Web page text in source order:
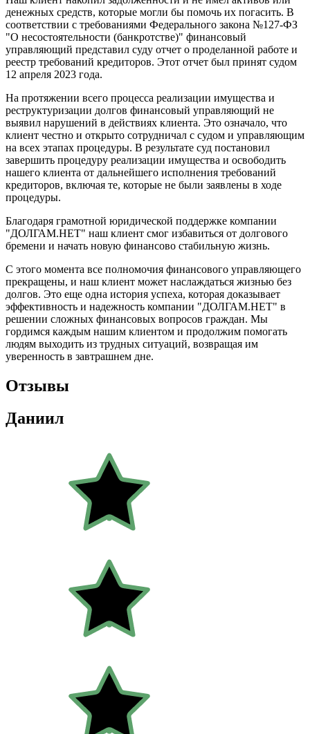
денежных средств, которые могли бы помочь их погасить. В
соответствии с требованиями Федерального закона №127-ФЗ
"О несостоятельности (банкротстве)" финансовый
управляющий представил суду отчет о проделанной работе и
реестр требований кредиторов. Этот отчет был принят судом
12 апреля 2023 года.
На протяжении всего процесса реализации имущества и
реструктуризации долгов финансовый управляющий не
выявил нарушений в действиях клиента. Это означало, что
клиент честно и открыто сотрудничал с судом и управляющим
на всех этапах процедуры. В результате суд постановил
завершить процедуру реализации имущества и освободить
нашего клиента от дальнейшего исполнения требований
кредиторов, включая те, которые не были заявлены в ходе
процедуры.
Благодаря грамотной юридической поддержке компании
"ДОЛГАМ.НЕТ" наш клиент смог избавиться от долгового
бремени и начать новую финансово стабильную жизнь.
С этого момента все полномочия финансового управляющего
прекращены, и наш клиент может наслаждаться жизнью без
долгов. Это еще одна история успеха, которая доказывает
эффективность и надежность компании "ДОЛГАМ.НЕТ" в
решении сложных финансовых вопросов граждан. Мы
гордимся каждым нашим клиентом и продолжим помогать
людям выходить из трудных ситуаций, возвращая им
уверенность в завтрашнем дне.
Отзывы
Даниил